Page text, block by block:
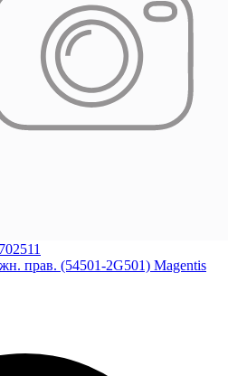
прав. (54501-2G501) Magentis